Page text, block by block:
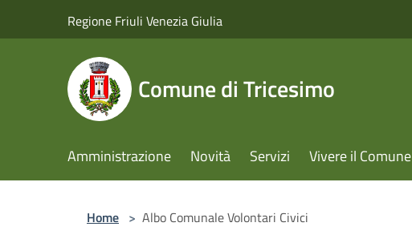
Regione Friuli Venezia Giulia
Comune di Tricesimo
Amministrazione Novità Servizi Vivere il Comune
Home > Albo Comunale Volontari Civici